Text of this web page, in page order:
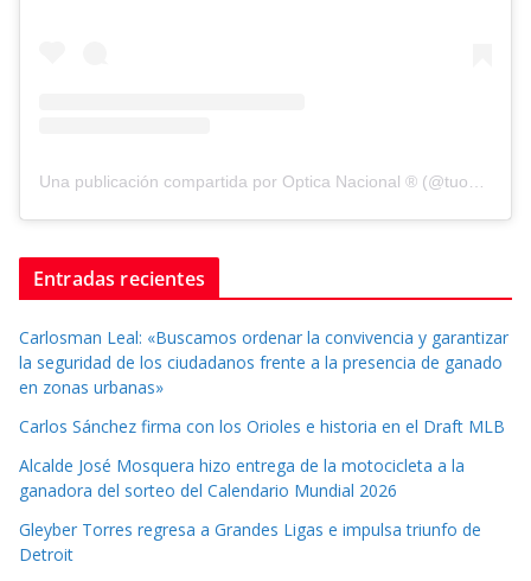
Una publicación compartida por Optica Nacional ® (@tuopticanacional)
Entradas recientes
Carlosman Leal: «Buscamos ordenar la convivencia y garantizar
la seguridad de los ciudadanos frente a la presencia de ganado
en zonas urbanas»
Carlos Sánchez firma con los Orioles e historia en el Draft MLB
Alcalde José Mosquera hizo entrega de la motocicleta a la
ganadora del sorteo del Calendario Mundial 2026
Gleyber Torres regresa a Grandes Ligas e impulsa triunfo de
Detroit